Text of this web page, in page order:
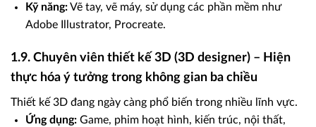
Kỹ năng:Vẽ tay, vẽ máy, sử dụng các phần mềm như
Adobe Illustrator, Procreate.
1.9. Chuyên viên thiết kế 3D (3D designer) – Hiện
thực hóa ý tưởng trong không gian ba chiều
Thiết kế 3D đang ngày càng phổ biến trong nhiều lĩnh vực.
Ứng dụng:Game, phim hoạt hình, kiến trúc, nội thất,